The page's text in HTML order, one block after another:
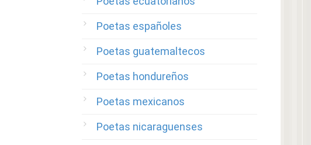
Poetas españoles
Poetas guatemaltecos
Poetas hondureños
Poetas mexicanos
Poetas nicaraguenses